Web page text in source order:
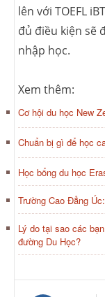
lên với TOEFL
đủ điều kiện sẽ
nhập học.
Xem thêm:
Cơ hội du học New
Chuẩn bị gì để học
Học bổng du học
Trường Cao Đẳng
Lý do tại sao các
đường Du Học?